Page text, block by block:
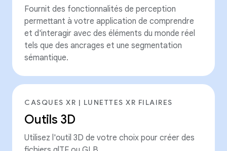
Fournit des fonctionnalités de perception
permettant à votre application de comprendre
et d'interagir avec des éléments du monde réel
tels que des ancrages et une segmentation
sémantique.
CASQUES XR | LUNETTES XR FILAIRES
Outils 3D
Utilisez l'outil 3D de votre choix pour créer des